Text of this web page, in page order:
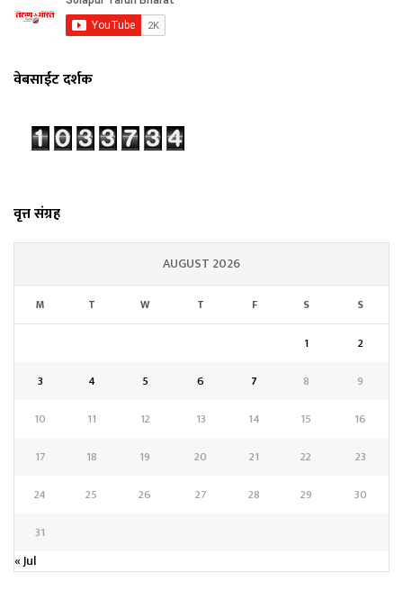
वेबसाईट दर्शक
वृत्त संग्रह
AUGUST 2026
M T W T F S S
1
2
3
4 5 6 7 8
9
10
11 12 13 14 15
16
17
18 19 20 21 22
23
24
25 26 27 28 29
30
31
« Jul